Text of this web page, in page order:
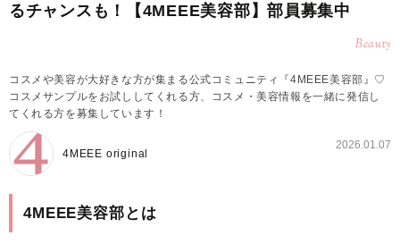
るチャンスも！【4MEEE美容部】部員募集中
Beauty
コスメや美容が大好きな方が集まる公式コミュニティ『4MEEE美容部』♡
コスメサンプルをお試ししてくれる方、コスメ・美容情報を一緒に発信し
てくれる方を募集しています！
4MEEE original
2026.01.07
4MEEE美容部とは